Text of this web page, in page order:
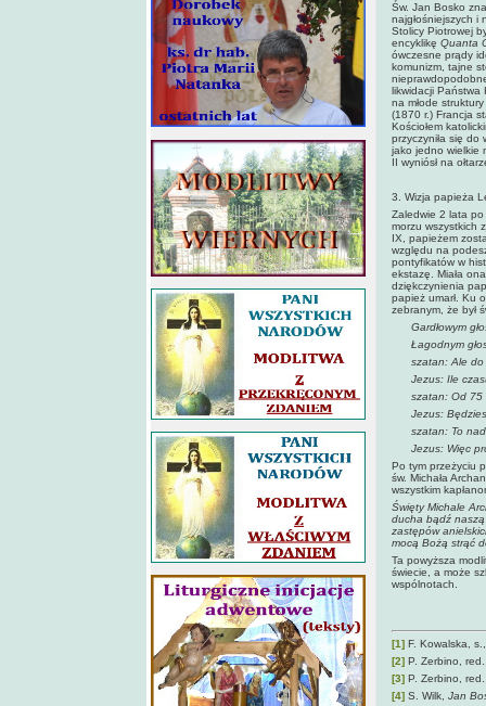
Św. Jan Bosko
najgłośniejszych i
Stolicy Piotrowej
encyklikę Quanta
ówczesne prądy
komunizm, tajne
likwidacji Państwa
na młode
(1870 r.) Francja
Kościołem
przyczyniła się do
jako jedno wielkie
II wyniósł na
3. Wizja papieża
Zaledwie 2 lata
morzu wszystkich
IX, papieżem
względu na
pontyfikatów w
ekstazę. Miała
dziękczynienia
papież umarł. Ku
zebranym, że był
Gardłowym
Łagodnym
szatan: Ale do
Jezus: Ile czasu
szatan: Od 75
Jezus: Będziesz
szatan: To
Jezus: Więc
Po tym przeżyciu
św. Michała
wszystkim
Święty Michale
ducha bądź
zastępów
mocą Bożą strąć
Ta powyższa
świecie, a może
wspólnotach.
[1] F. Kowalska,
[2] P. Zerbino,
[3] P. Zerbino,
[4] S. Wilk, Jan